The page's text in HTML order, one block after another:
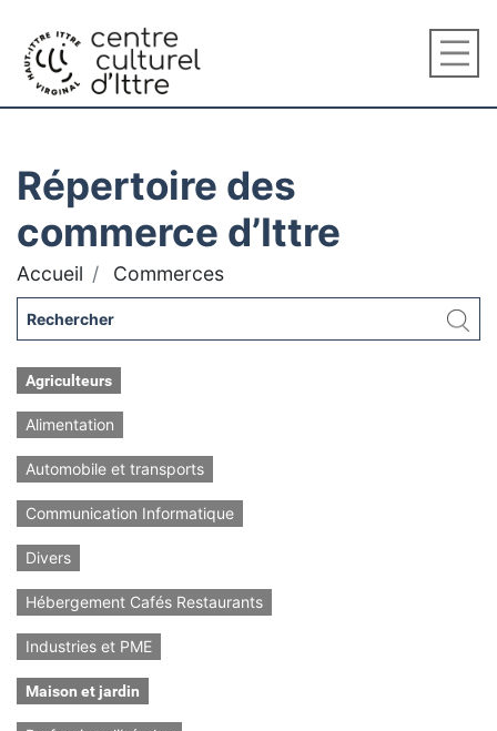
Répertoire des
commerce d’Ittre
Accueil Commerces
Agriculteurs
Alimentation
Automobile et transports
Communication Informatique
Divers
Hébergement Cafés Restaurants
Industries et PME
Maison et jardin